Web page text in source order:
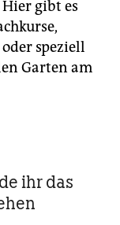
gibt es
speziell
Garten am
ihr das